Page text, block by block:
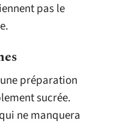
pas le
préparation
sucrée.
ne manquera